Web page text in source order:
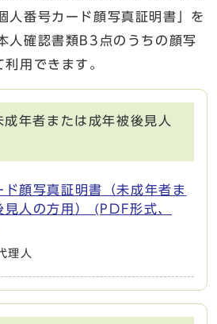
人番号カード顔写真証明書」を
人確認書類B3点のうちの顔写
用できます。
年者または成年被後見人
ド顔写真証明書（未成年者ま
見人の方用） (PDF形式、
理人